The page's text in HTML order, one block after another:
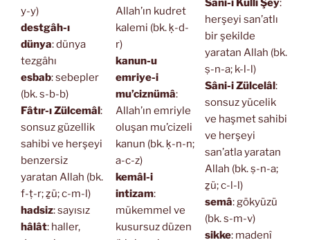
y-y)
destgâh-ı
dünya: dünya
tezgâhı
esbab: sebepler
(bk. s-b-b)
Fâtır-ı Zülcemâl :
sonsuz güzellik
sahibi ve herşeyi
benzersiz
yaratan Allah (bk.
f-ṭ-r; ẕü; c-m-l)
hadsiz: sayısız
hâlât: haller,
Allah’ın kudret
kalemi (bk. ḳ-d-
r)
kanun-u
emriye-i
mu’ciznümâ:
Allah’ın emriyle
oluşan mu’cizeli
kanun (bk. ḳ-n-n;
a-c-z)
kemâl-i
intizam:
mükemmel ve
kusursuz düzen
Sâni-i Külli Şey:
herşeyi san’atlı
bir şekilde
yaratan Allah (bk.
ṣ-n-a; k-l-l)
Sâni-i Zülcelâl :
sonsuz yücelik
ve haşmet sahibi
ve herşeyi
san’atla yaratan
Allah (bk. ṣ-n-a;
ẕü; c-l-l)
semâ: gökyüzü
(bk. s-m-v)
sikke: madenî